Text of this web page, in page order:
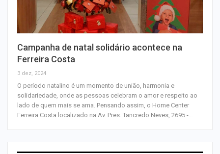
Campanha de natal solidário acontece na
Ferreira Costa
3 dez, 2024
O período natalino é um momento de união, harmonia e
solidariedade, onde as pessoas celebram o amor e respeito ao
lado de quem mais se ama. Pensando assim, o Home Center
Ferreira Costa localizado na Av. Pres. Tancredo Neves, 2695 -…